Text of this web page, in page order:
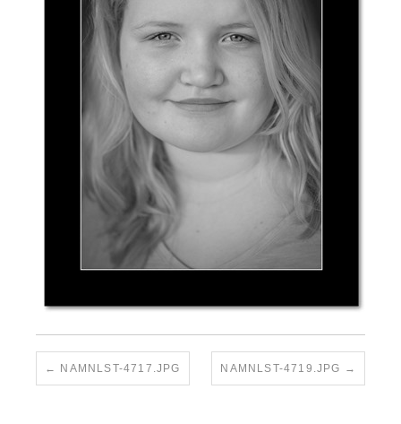
NAMNLST-4717.JPG NAMNLST-4719.JPG